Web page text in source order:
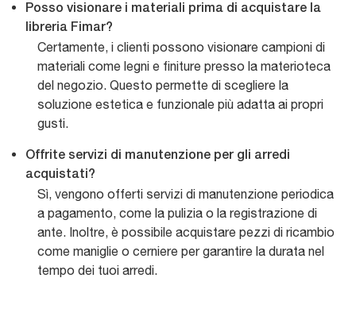
Posso visionare i materiali prima di acquistare la
libreria Fimar?
Certamente, i clienti possono visionare campioni di
materiali come legni e finiture presso la materioteca
del negozio. Questo permette di scegliere la
soluzione estetica e funzionale più adatta ai propri
gusti.
Offrite servizi di manutenzione per gli arredi
acquistati?
Sì, vengono offerti servizi di manutenzione periodica
a pagamento, come la pulizia o la registrazione di
ante. Inoltre, è possibile acquistare pezzi di ricambio
come maniglie o cerniere per garantire la durata nel
tempo dei tuoi arredi.